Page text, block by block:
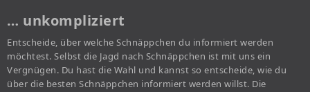
… unkompliziert
Entscheide, über welche Schnäppchen du informiert werden
möchtest. Selbst die Jagd nach Schnäppchen ist mit uns ein
Vergnügen. Du hast die Wahl und kannst so entscheide, wie du
über die besten Schnäppchen informiert werden willst. Die